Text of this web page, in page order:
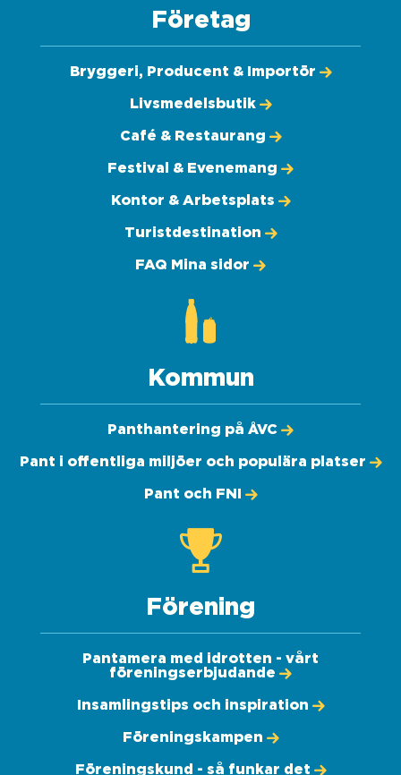
Företag
Bryggeri, Producent & Importör
Livsmedelsbutik
Café & Restaurang
Festival & Evenemang
Kontor & Arbetsplats
Turistdestination
FAQ Mina sidor
Kommun
Panthantering på ÅVC
Pant i offentliga miljöer och populära platser
Pant och FNI
Förening
Pantamera med idrotten - vårt
föreningserbjudande
Insamlingstips och inspiration
Föreningskampen
Föreningskund - så funkar det